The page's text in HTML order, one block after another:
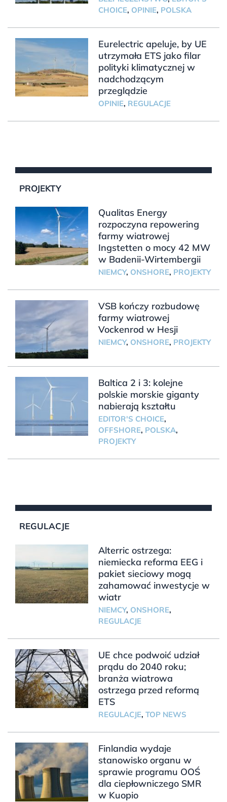
CHOICE, OPINIE, POLSKA
Eurelectric apeluje, by UE
utrzymała ETS jako filar
polityki klimatycznej w
nadchodzącym
przeglądzie
OPINIE, REGULACJE
PROJEKTY
Qualitas Energy
rozpoczyna repowering
farmy wiatrowej
Ingstetten o mocy 42 MW
w Badenii-Wirtembergii
NIEMCY, ONSHORE, PROJEKTY
VSB kończy rozbudowę
farmy wiatrowej
Vockenrod w Hesji
NIEMCY, ONSHORE, PROJEKTY
Baltica 2 i 3: kolejne
polskie morskie giganty
nabierają kształtu
EDITOR'S CHOICE,
OFFSHORE, POLSKA,
PROJEKTY
REGULACJE
Alterric ostrzega:
niemiecka reforma EEG i
pakiet sieciowy mogą
zahamować inwestycje w
wiatr
NIEMCY, ONSHORE,
REGULACJE
UE chce podwoić udział
prądu do 2040 roku;
branża wiatrowa
ostrzega przed reformą
ETS
REGULACJE, TOP NEWS
Finlandia wydaje
stanowisko organu w
sprawie programu OOŚ
dla ciepłowniczego SMR
w Kuopio